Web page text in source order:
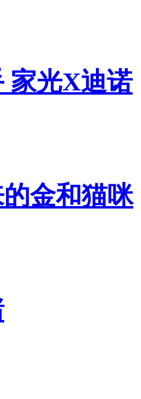
家光X迪诺
金和猫咪